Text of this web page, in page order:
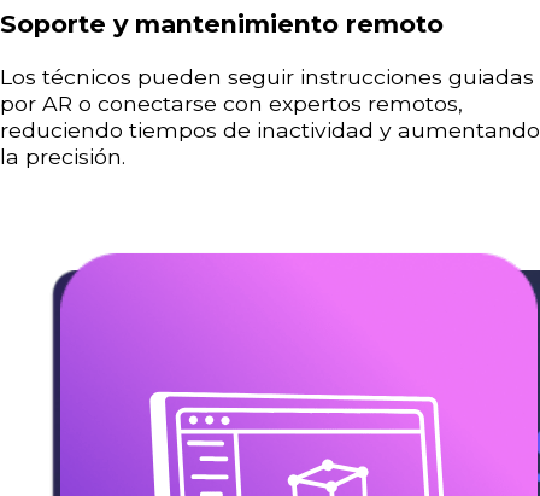
Soporte y mantenimiento remoto
Los técnicos pueden seguir instrucciones guiadas
por AR o conectarse con expertos remotos,
reduciendo tiempos de inactividad y aumentando
la precisión.